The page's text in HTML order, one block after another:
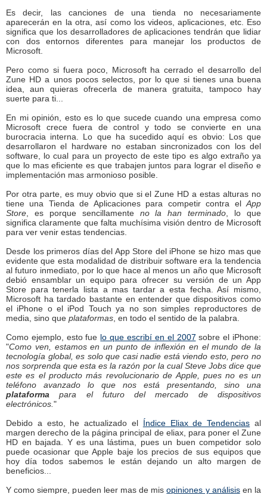
Es decir, las canciones de una tienda no necesariamente
aparecerán en la otra, así como los videos, aplicaciones, etc. Eso
significa que los desarrolladores de aplicaciones tendrán que lidiar
con dos entornos diferentes para manejar los productos de
Microsoft.
Pero como si fuera poco, Microsoft ha cerrado el desarrollo del
Zune HD a unos pocos selectos, por lo que si tienes una buena
idea, aun quieras ofrecerla de manera gratuita, tampoco hay
suerte para ti...
En mi opinión, esto es lo que sucede cuando una empresa como
Microsoft crece fuera de control y todo se convierte en una
burocracia interna. Lo que ha sucedido aquí es obvio: Los que
desarrollaron el hardware no estaban sincronizados con los del
software, lo cual para un proyecto de este tipo es algo extraño ya
que lo mas eficiente es que trabajen juntos para lograr el diseño e
implementación mas armonioso posible.
Por otra parte, es muy obvio que si el Zune HD a estas alturas no
tiene una Tienda de Aplicaciones para competir contra el App
Store , es porque sencillamente no la han terminado , lo que
significa claramente que falta muchísima visión dentro de Microsoft
para ver venir estas tendencias.
Desde los primeros días del App Store del iPhone se hizo mas que
evidente que esta modalidad de distribuir software era la tendencia
al futuro inmediato, por lo que hace al menos un año que Microsoft
debió ensamblar un equipo para ofrecer su versión de un App
Store para tenerla lista a mas tardar a esta fecha. Así mismo,
Microsoft ha tardado bastante en entender que dispositivos como
el iPhone o el iPod Touch ya no son simples reproductores de
media, sino que plataformas , en todo el sentido de la palabra.
Como ejemplo, esto fue lo que escribí en el 2007 sobre el iPhone:
"Como ven, estamos en un punto de inflexión en el mundo de la
tecnología global, es solo que casi nadie está viendo esto, pero no
nos sorprenda que esta es la razón por la cual Steve Jobs dice que
este es el producto más revolucionario de Apple, pues no es un
teléfono avanzado lo que nos está presentando, sino una
plataforma para el futuro del mercado de dispositivos
electrónicos. "
Debido a esto, he actualizado el Índice Eliax de Tendencias al
margen derecho de la página principal de eliax, para poner el Zune
HD en bajada. Y es una lástima, pues un buen competidor solo
puede ocasionar que Apple baje los precios de sus equipos que
hoy día todos sabemos le están dejando un alto margen de
beneficios...
Y como siempre, pueden leer mas de misopiniones y análisisen la